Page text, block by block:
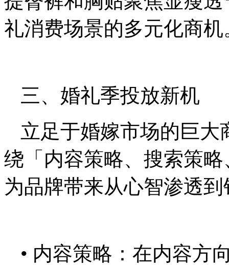
礼消费场景的多元化商机
三、婚礼季投放新机
立足于婚嫁市场的巨
绕「内容策略、搜索策
为品牌带来从心智渗透
• 内容策略：在内容方